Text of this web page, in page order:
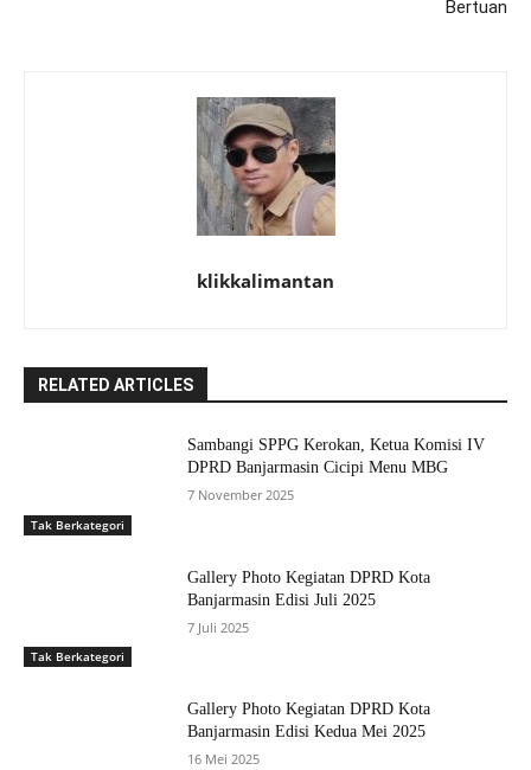
Bertuan
klikkalimantan
RELATED ARTICLES
Tak Berkategori
Sambangi SPPG Kerokan, Ketua Komisi IV
DPRD Banjarmasin Cicipi Menu MBG
7 November 2025
Tak Berkategori
Gallery Photo Kegiatan DPRD Kota
Banjarmasin Edisi Juli 2025
7 Juli 2025
Gallery Photo Kegiatan DPRD Kota
Banjarmasin Edisi Kedua Mei 2025
16 Mei 2025